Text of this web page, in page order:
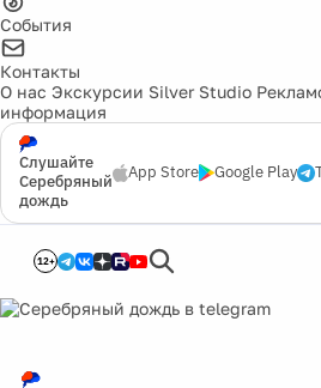
События
Контакты
О нас Экскурсии Silver Studio
информация
Слушайте
Серебряный
дождь
App Store Google Play
12+